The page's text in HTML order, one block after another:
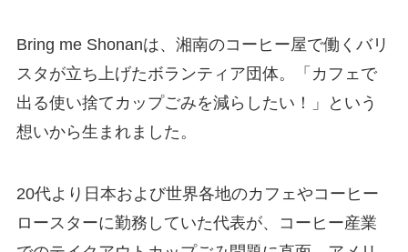
Bring me Shonanは、湘南のコーヒー屋で働くバリ
スタが立ち上げたボランティア団体。「カフェで
出る使い捨てカップごみを減らしたい！」という
想いから生まれました。
20代より日本および世界各地のカフェやコーヒー
ロースターに勤務していた代表が、コーヒー産業